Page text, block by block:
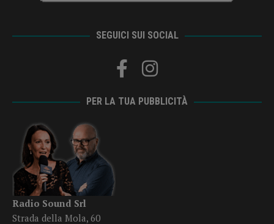
SEGUICI SUI SOCIAL
PER LA TUA PUBBLICITÀ
Radio Sound Srl
Strada della Mola, 60